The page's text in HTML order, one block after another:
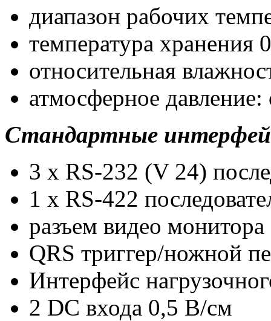
диапазон рабочих
температура хранения
относительная
атмосферное
Стандартные
3 х RS-232 (V 24)
1 х RS-422
разъем видео монитора
QRS триггер/ножной
Интерфейс
2 DС входа 0,5 В/см